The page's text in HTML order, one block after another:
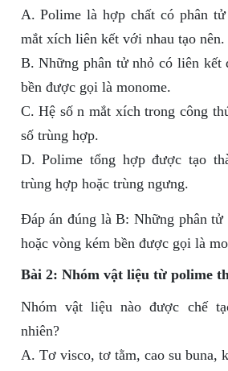
A. Polime là hợp chất có phân
mắt xích liên kết với nhau tạo nên.
B. Những phân tử nhỏ có liên kết
bền được gọi là monome.
C. Hệ số n mắt xích trong công
số trùng hợp.
D. Polime tổng hợp được tạo
trùng hợp hoặc trùng ngưng.
Đáp án đúng là B: Những phân
hoặc vòng kém bền được gọi là
Bài 2: Nhóm vật liệu từ polime
Nhóm vật liệu nào được chế
nhiên?
A. Tơ visco, tơ tằm, cao su buna,